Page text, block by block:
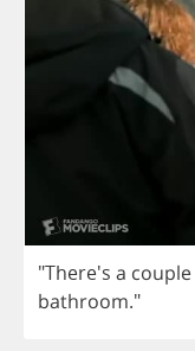
"There's a couple
bathroom."